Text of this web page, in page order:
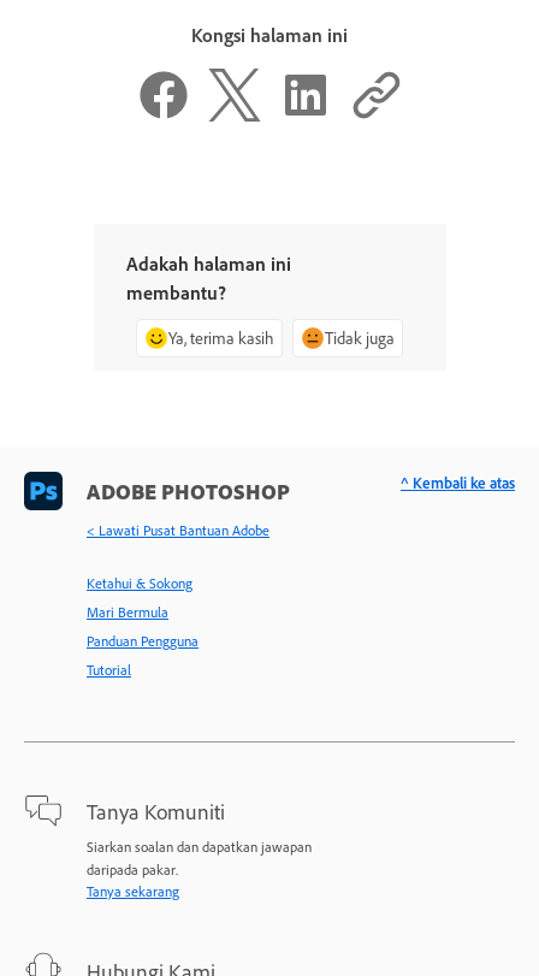
Kongsi halaman ini
Adakah halaman ini
membantu?
Ya, terima kasih Tidak juga
ADOBE PHOTOSHOP
< Lawati Pusat Bantuan Adobe
Ketahui & Sokong
Mari Bermula
Panduan Pengguna
Tutorial
Tanya Komuniti
Siarkan soalan dan dapatkan jawapan
daripada pakar.
Tanya sekarang
^ Kembali ke atas